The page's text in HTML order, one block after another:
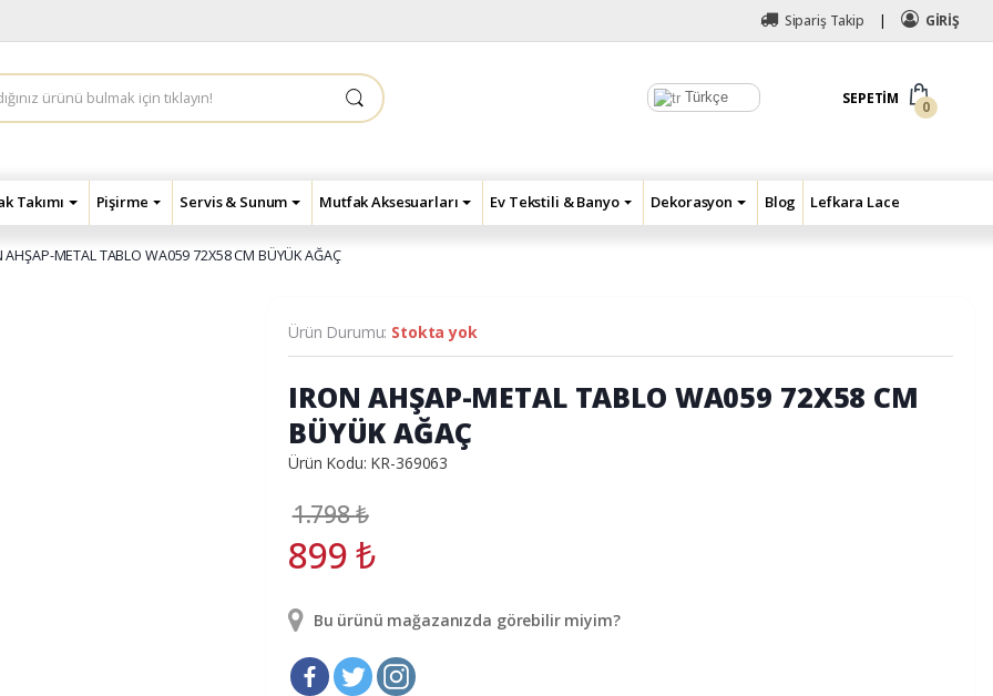
Sipariş Takip GİRİŞ
Türkçe SEPETIM
0
Takımı Pişirme Servis & Sunum Mutfak Aksesuarları Ev Tekstili & Banyo Dekorasyon Blog Lefkara Lace
AHŞAP-METAL TABLO WA059 72X58 CM BÜYÜK AĞAÇ
Ürün Durumu: Stokta yok
IRON AHŞAP-METAL TABLO WA059 72X58 CM
BÜYÜK AĞAÇ
Ürün Kodu: KR-369063
1.798₺
899₺
Bu ürünü mağazanızda görebilir miyim?